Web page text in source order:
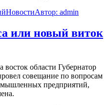
НовостиАвтор: admin
или новый виток
восток области Губернатор
совещание по вопросам
предприятий,